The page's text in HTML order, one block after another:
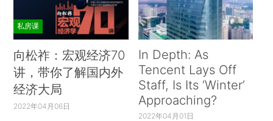
私房课
向松祚：宏观经济70
讲，带你了解国内外
经济大局
2022年04月06日
In Depth: As
Tencent Lays Off
Staff, Is Its ‘Winter’
Approaching?
2022年04月01日